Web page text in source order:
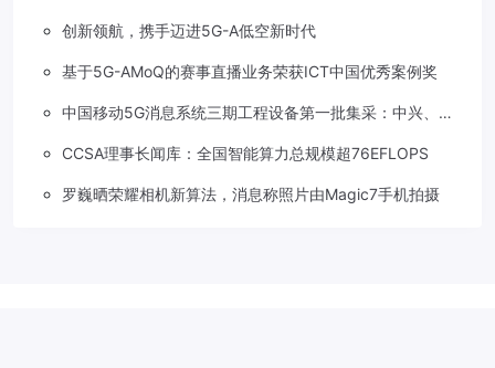
创新领航，携手迈进5G-A低空新时代
基于5G-AMoQ的赛事直播业务荣获ICT中国优秀案例奖
中国移动5G消息系统三期工程设备第一批集采：中兴、华
CCSA理事长闻库：全国智能算力总规模超76EFLOPS
罗巍晒荣耀相机新算法，消息称照片由Magic7手机拍摄